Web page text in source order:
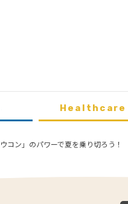
Healthcare
コン」のパワーで夏を乗り切ろう！